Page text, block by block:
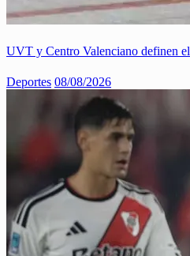
UVT y Centro Valenciano definen el
Deportes 08/08/2026